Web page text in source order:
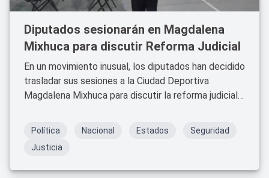
Diputados sesionarán en Magdalena
Mixhuca para discutir Reforma Judicial
En un movimiento inusual, los diputados han decidido
trasladar sus sesiones a la Ciudad Deportiva
Magdalena Mixhuca para discutir la reforma judicial.
de los accesos a la Cámara de Diputados por parte
Política Nacional Estados
Seguridad
Justicia